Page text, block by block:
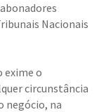
Nacionais
exime o
circunstância
negócio, na